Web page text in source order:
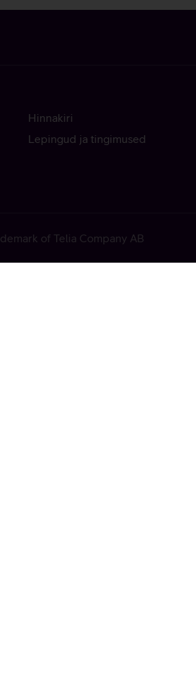
Hinnakiri
Lepingud ja tingimused
of Telia Company AB